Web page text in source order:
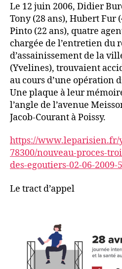
Le 12 juin 2006, Didier
Tony (28 ans), Hubert Fur
Pinto (22 ans), quatre
chargée de l’entretien du
d’assainissement de la
(Yvelines), trouvaient
au cours d’une opération
Une plaque à leur
l’angle de l’avenue
Jacob-Courant à Poissy.
https://www.leparisien.fr/
78300/nouveau-proces-
des-egoutiers-02-06-2009-
Le tract d’appel